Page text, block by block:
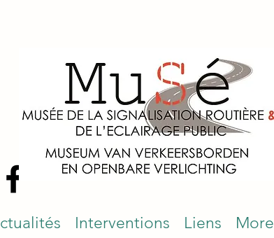
Interventions Liens More